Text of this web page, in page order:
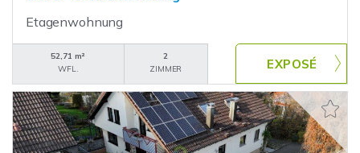
Etagenwohnung
52,71 m²
WFL.
2
ZIMMER